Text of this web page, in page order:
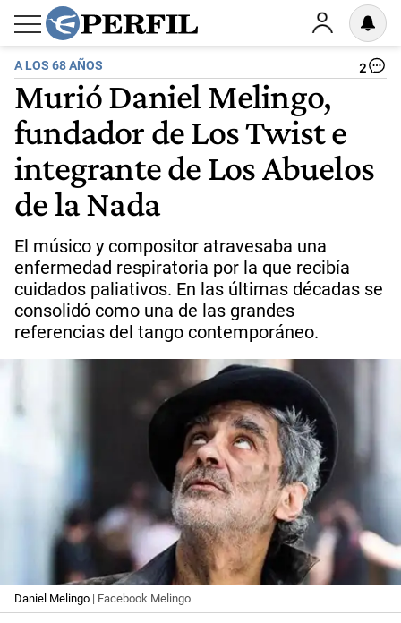
A LOS 68 AÑOS 2
Murió Daniel Melingo,
fundador de Los Twist e
integrante de Los Abuelos
de la Nada
El músico y compositor atravesaba una
enfermedad respiratoria por la que recibía
cuidados paliativos. En las últimas décadas se
consolidó como una de las grandes
referencias del tango contemporáneo.
Daniel Melingo | Facebook Melingo